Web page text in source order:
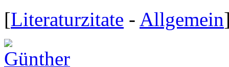
[Literaturzitate - Allgemein